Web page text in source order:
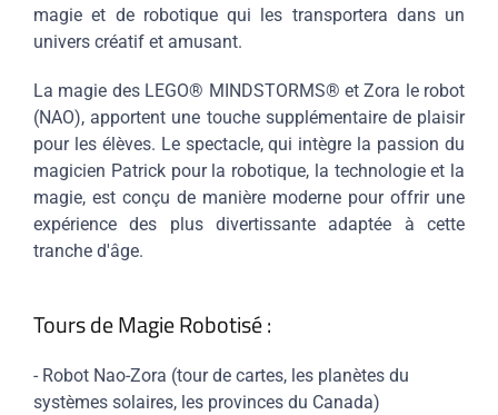
magie et de robotique qui les transportera dans un
univers créatif et amusant.
La magie des LEGO® MINDSTORMS® et Zora le robot
(NAO), apportent une touche supplémentaire de plaisir
pour les élèves. Le spectacle, qui intègre la passion du
magicien Patrick pour la robotique, la technologie et la
magie, est conçu de manière moderne pour offrir une
expérience des plus divertissante adaptée à cette
tranche d'âge.
Tours de Magie Robotisé :
- Robot Nao-Zora (tour de cartes, les planètes du
systèmes solaires, les provinces du Canada)